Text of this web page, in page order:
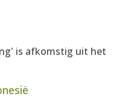
is afkomstig uit het